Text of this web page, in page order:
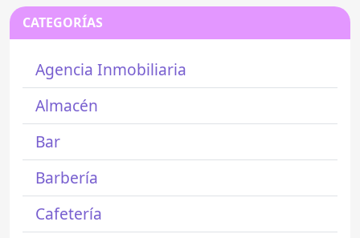
CATEGORÍAS
Agencia Inmobiliaria
Almacén
Bar
Barbería
Cafetería